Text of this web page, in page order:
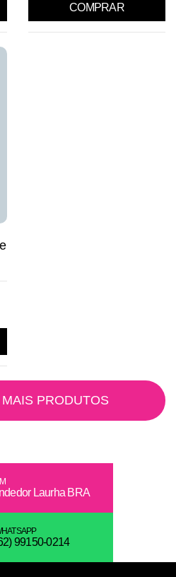
COMPRAR
PRODUTOS
Laurha BRA
99150-0214